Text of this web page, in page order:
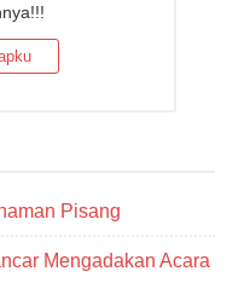
Pisang
Mengadakan Acara